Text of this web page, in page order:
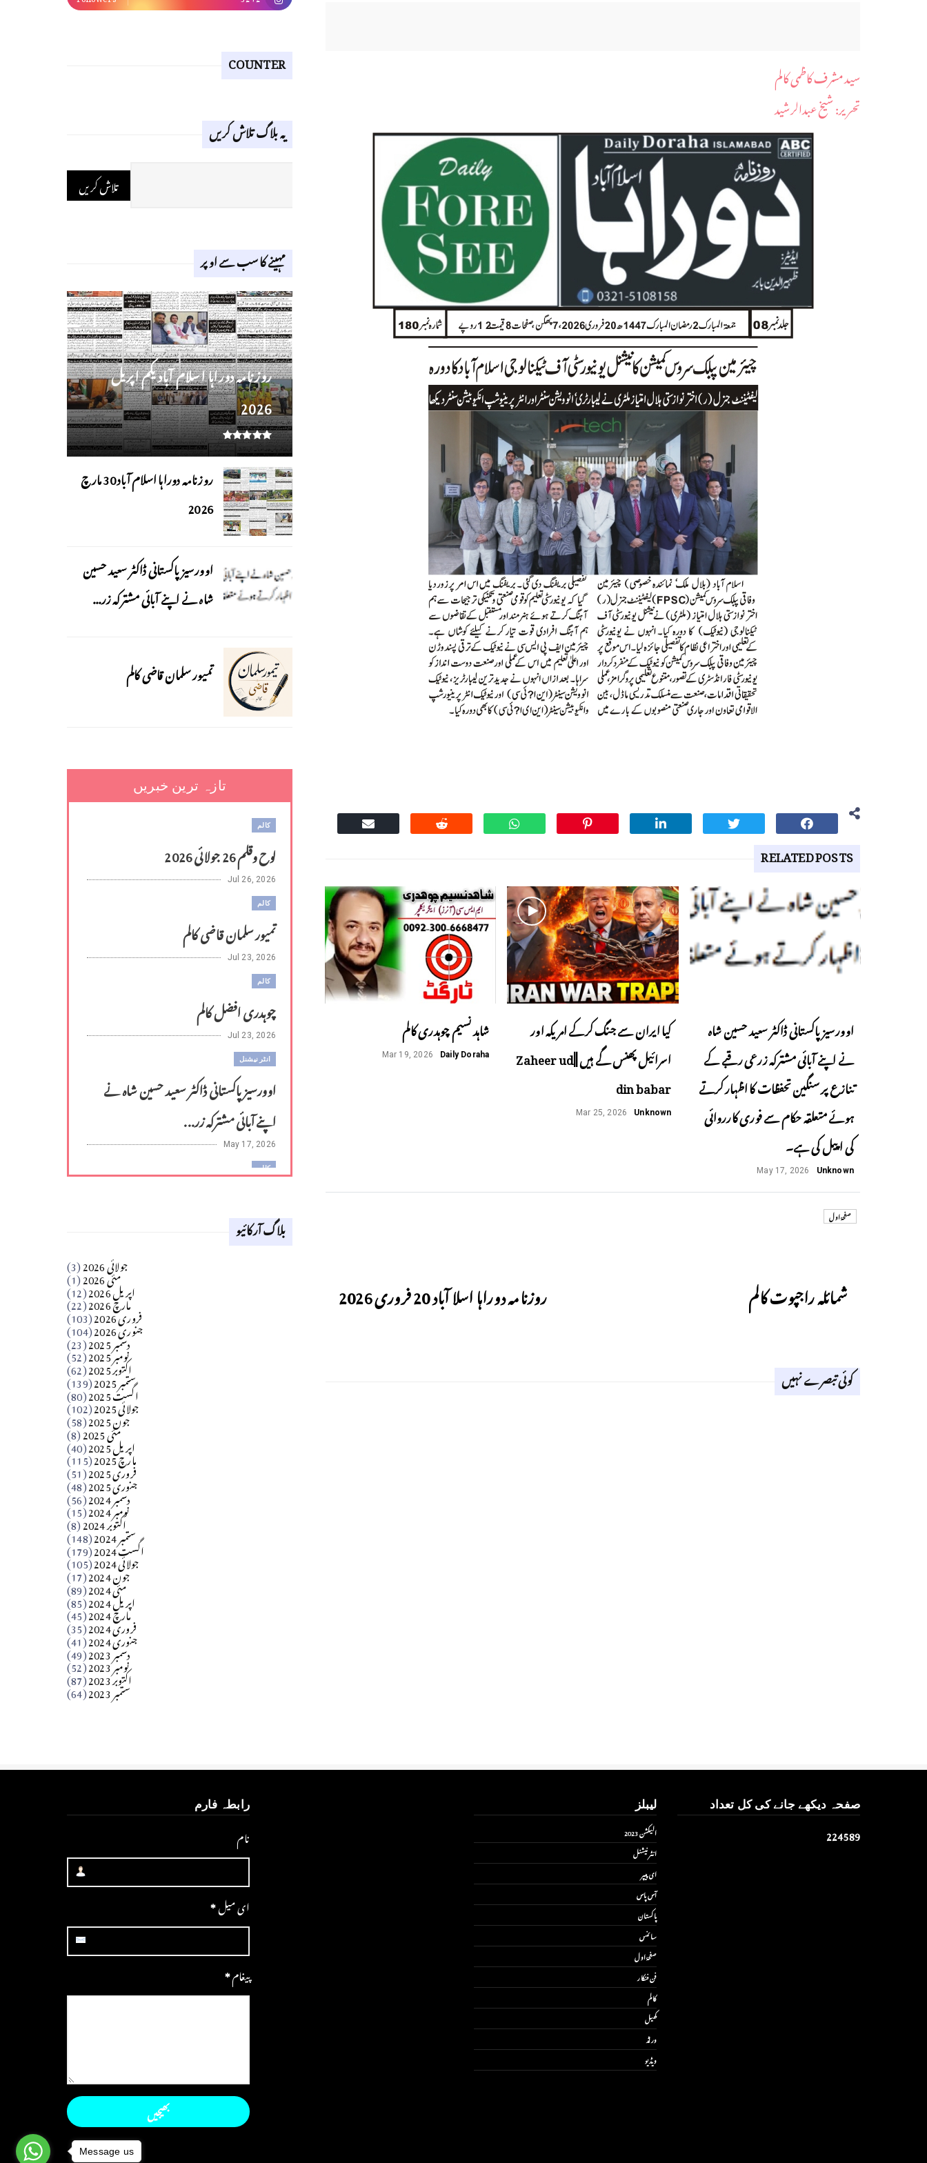
سید مشرف کاظمی کالم
​تحریر: شیخ عبدالرشید
RELATED POSTS
اوورسیز پاکستانی ڈاکٹر سعید حسین شاہ
نے اپنے آبائی مشترکہ زرعی رقبے کے
تنازع پر سنگین تحفظات کا اظہار کرتے
ہوئے متعلقہ حکام سے فوری کارروائی
کی اپیل کی ہے۔
Unknown
May 17, 2026
کیا ایران سے جنگ کرکے امریکہ اور
اسرائیل پھنس گے ہیں ||Zaheer ud
din babar
Unknown
Mar 25, 2026
شاہد نسیم چوہدری کالم
Daily Doraha
Mar 19, 2026
صفحۂ اول
شمائلہ راجپوت کالم روزنامہ دوراہا اسلا آباد 20 فروری 2026
کوئی تبصرے نہیں
COUNTER
یہ بلاگ تلاش کریں
مہینے کا سب سے اوپر
روز نامہ دوراہا اسلام آباد یکم اپریل
2026
روزنامہ دوراہا اسلام آباد 30 مارچ
2026
اوورسیز پاکستانی ڈاکٹر سعید حسین
شاہ نے اپنے آبائی مشترکہ زر...
تمیور سلمان قاضی کالم
تازہ ترین خبریں
کالم
لوح وقلم 26 جولائی 2026
Jul 26, 2026
کالم
تمیور سلمان قاضی کالم
Jul 23, 2026
کالم
چوہدری افضل کالم
Jul 23, 2026
انٹر نیشنل
اوورسیز پاکستانی ڈاکٹر سعید حسین شاہ نے
اپنے آبائی مشترکہ زر...
May 17, 2026
کالم
Apr 18, 2026
آزاد کشمیر جیسے احتجاج کی ضرورت ہے؟
​تحریر: عاصم نواز طاہرخیلی (غازی/ہری پور)
بلاگ آرکائیو
جولائی 2026 (3) مئی 2026 (1) اپریل 2026 (12) مارچ 2026 (22) فروری 2026 (103) جنوری 2026 (104) دسمبر 2025 (23) نومبر 2025 (52) اکتوبر 2025 (62) ستمبر 2025 (139) اگست 2025 (80) جولائی 2025 (102) جون 2025 (58) مئی 2025 (8) اپریل 2025 (40) مارچ 2025 (115) فروری 2025 (51) جنوری 2025 (48) دسمبر 2024 (56) نومبر 2024 (15) اکتوبر 2024 (8) ستمبر 2024 (148) اگست 2024 (179) جولائی 2024 (105) جون 2024 (17) مئی 2024 (89) اپریل 2024 (85) مارچ 2024 (45) فروری 2024 (35) جنوری 2024 (41) دسمبر 2023 (49) نومبر 2023 (52) اکتوبر 2023 (87) ستمبر 2023 (64)
صفحہ دیکھے جانے کی کل تعداد
224589
لیبلز
الیکشن 2023
انٹر نیشنل
ای پیپر
آس پاس
پاکستان
سائنس
صفحۂ اول
فن فنکار
کالم
کھیل
ورلڈ
ویڈیو
رابطہ فارم
نام
ای میل*
پیغام*
Message us